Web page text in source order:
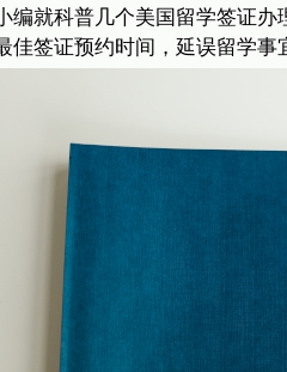
编就科普几个美国留学签证
佳签证预约时间，延误留学事